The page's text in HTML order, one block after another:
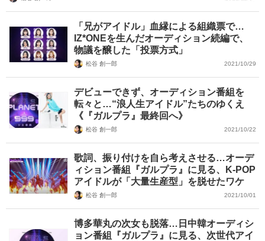
「兄がアイドル」血縁による組織票で…
IZ*ONEを生んだオーディション続編で、
物議を醸した「投票方式」
松谷 創一郎 2021/10/29
デビューできず、オーディション番組を
転々と…“浪人生アイドル”たちのゆくえ
《『ガルプラ』最終回へ》
松谷 創一郎 2021/10/22
歌詞、振り付けを自ら考えさせる…オーデ
ィション番組『ガルプラ』に見る、K-POP
アイドルが「大量生産型」を脱せたワケ
松谷 創一郎 2021/10/01
博多華丸の次女も脱落…日中韓オーディシ
ョン番組『ガルプラ』に見る、次世代アイ